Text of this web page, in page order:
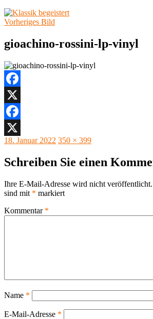
Vorheriges Bild
gioachino-rossini-lp-vinyl
Facebook
X
Facebook
X
Veröffentlicht
18. Januar 2022 Originalgröße
350 × 399
Schreiben Sie einen
Ihre E-Mail-Adresse wird nicht veröffentlicht.
sind mit * markiert
Kommentar *
Name *
E-Mail-Adresse *